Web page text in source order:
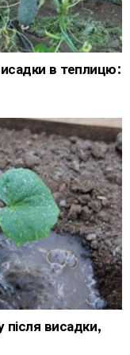
в теплицю:
після висадки,